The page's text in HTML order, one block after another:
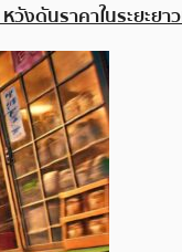
วังดันราคาในระยะย